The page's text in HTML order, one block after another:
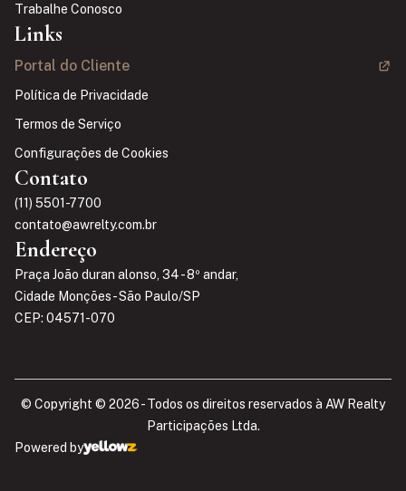
Trabalhe Conosco
Links
Portal do Cliente
Política de Privacidade
Termos de Serviço
Configurações de Cookies
Contato
(11) 5501-7700
contato@awrelty.com.br
Endereço
Praça João duran alonso, 34 - 8º andar,
Cidade Monções - São Paulo/SP
CEP: 04571-070
© Copyright © 2026 - Todos os direitos reservados à AW Realty
Participações Ltda.​
Powered by